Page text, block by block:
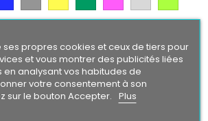
ArgentCitron
Gris JauneVert Rose Gris
Argent
ses propres cookies et ceux de tiers pour
et vous montrer des publicités liées
analysant vos habitudes de
votre consentement à son
sur le bouton Accepter. Plus